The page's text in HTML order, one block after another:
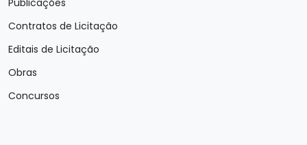
Publicações
Contratos de Licitação
Editais de Licitação
Obras
Concursos